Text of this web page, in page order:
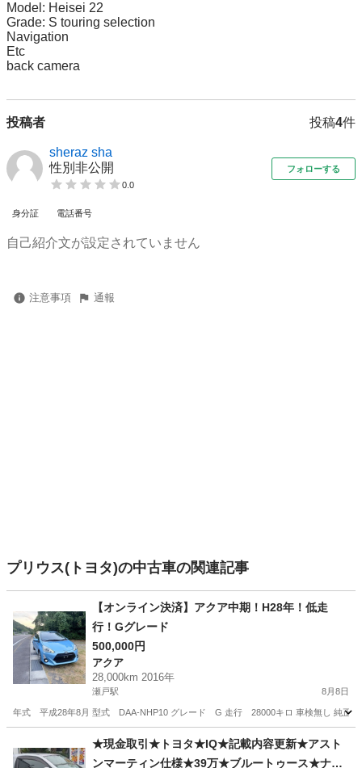
Model: Heisei 22
Grade: S touring selection
Navigation
Etc
back camera
投稿者 投稿4件
sheraz sha
性別非公開
0.0
フォローする
身分証 電話番号
自己紹介文が設定されていません
注意事項 通報
プリウス(トヨタ)の中古車の関連記事
【オンライン決済】アクア中期！H28年！低走
行！Gグレード
500,000円
アクア
28,000km 2016年
瀬戸駅 8月8日
年式 平成28年8月 型式 DAA-NHP10 グレード G 走行 28000キロ 車検無し 純正ナ
瀬戸駅 アクア
★現金取引★トヨタ★IQ★記載内容更新★アスト
ンマーティン仕様★39万★ブルートゥース★ナビ